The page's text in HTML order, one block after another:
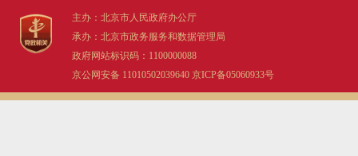
主办：北京市人民政府办公厅
承办：北京市政务服务和数据管理局
政府网站标识码：1100000088
京公网安备 11010502039640 京ICP备05060933号